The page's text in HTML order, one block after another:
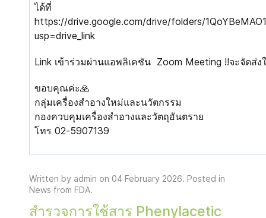
ได้ที่
https://drive.google.com/drive/folders/
usp=drive_link
Link เข้าร่วมผ่านแอพลิเคชัน Zoom Meeting ‼️จะจัดส่
ขอบคุณค่ะ🙏
กลุ่มเครื่องสำอางใหม่และนวัตกรรม
กองควบคุมเครื่องสำอางและวัตถุอันตราย
โทร 02-5907139
Written by admin on 04 February 2026. Posted in
News from FDA.
สำรวจการใช้สาร Phenylacetic